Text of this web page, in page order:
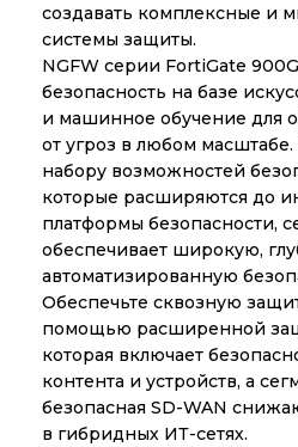
создавать комплексные и
системы защиты.
NGFW серии FortiGate
безопасность на базе
и машинное обучение для
от угроз в любом масштабе.
набору возможностей
которые расширяются до
платформы безопасности,
обеспечивает широкую,
автоматизированную
Обеспечьте сквозную
помощью расширенной
которая включает
контента и устройств, а
безопасная SD-WAN
в гибридных ИТ-сетях.